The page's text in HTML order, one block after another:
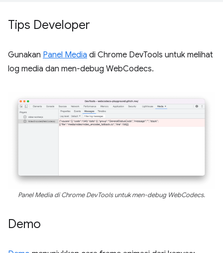
Tips Developer
Gunakan Panel Media di Chrome DevTools untuk melihat
log media dan men-debug WebCodecs.
Panel Media di Chrome DevTools untuk men-debug WebCodecs.
Demo